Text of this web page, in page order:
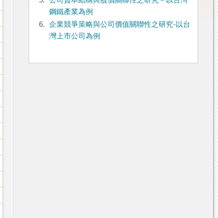
鋼鐵產業為例
6.
企業競爭策略與公司價值關聯性之研究-以台
灣上市公司為例